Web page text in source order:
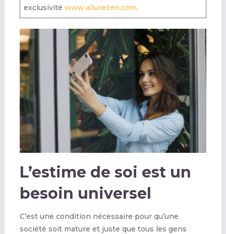
exclusivité www.allurezen.com.
L’estime de soi est un
besoin universel
C’est une condition nécessaire pour qu’une
société soit mature et juste que tous les gens